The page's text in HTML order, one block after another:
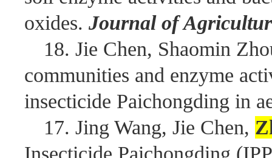
oxides. Journal of
18. Jie Chen, Shaomin
communities and enzyme
insecticide Paichongding in
17. Jing Wang, Jie Chen,
Insecticide Paichongding